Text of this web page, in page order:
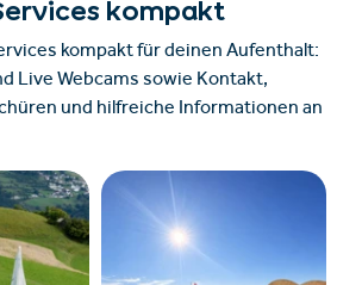
kompakt
kompakt für deinen Aufenthalt:
Live Webcams sowie Kontakt,
und hilfreiche Informationen an